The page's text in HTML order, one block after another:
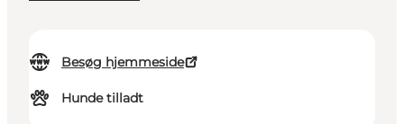
Besøg hjemmeside
Hunde tilladt